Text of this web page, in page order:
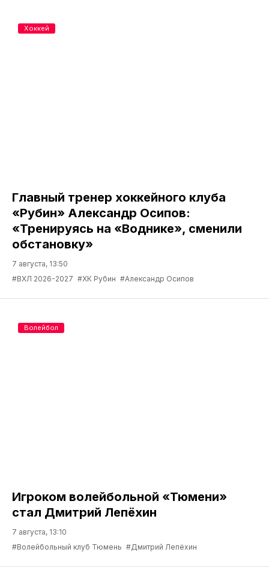
Главный тренер хоккейного клуба
«Рубин» Александр Осипов:
«Тренируясь на «Воднике», сменили
обстановку»
7 августа, 13:50
#ВХЛ 2026-2027 #ХК Рубин #Александр Осипов
Хоккей
Игроком волейбольной «Тюмени»
стал Дмитрий Лепёхин
7 августа, 13:10
#Волейбольный клуб Тюмень #Дмитрий Лепёхин
Волейбол